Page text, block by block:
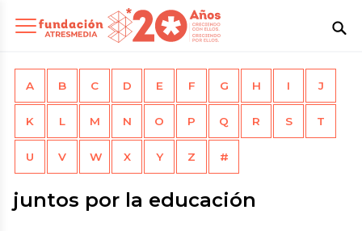
A B C D E F G H I J
K L M N O P Q R S T
U V W X Y Z #
juntos por la educación